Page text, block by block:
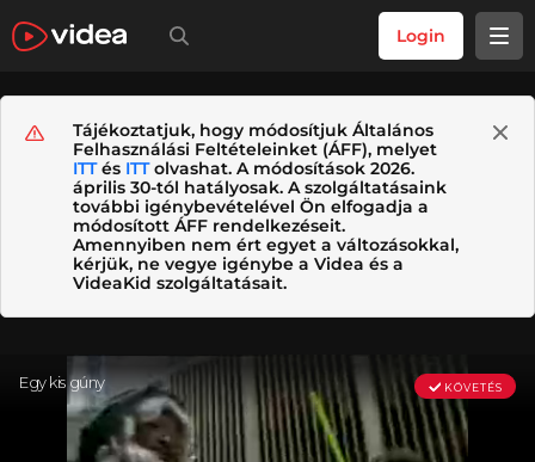
Login
Tájékoztatjuk, hogy módosítjuk Általános
Felhasználási Feltételeinket (ÁFF), melyet
ITTés ITTolvashat. A módosítások 2026.
április 30-tól hatályosak. A szolgáltatásaink
további igénybevételével Ön elfogadja a
módosított ÁFF rendelkezéseit.
Amennyiben nem ért egyet a változásokkal,
kérjük, ne vegye igénybe a Videa és a
VideaKid szolgáltatásait.